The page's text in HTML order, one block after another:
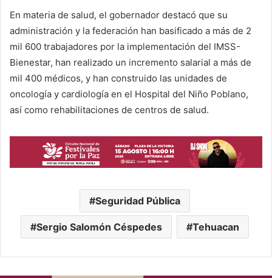
En materia de salud, el gobernador destacó que su
administración y la federación han basificado a más de 2
mil 600 trabajadores por la implementación del IMSS-
Bienestar, han realizado un incremento salarial a más de
mil 400 médicos, y han construido las unidades de
oncología y cardiología en el Hospital del Niño Poblano,
así como rehabilitaciones de centros de salud.
Seguridad Pública
Sergio Salomón Céspedes Tehuacan